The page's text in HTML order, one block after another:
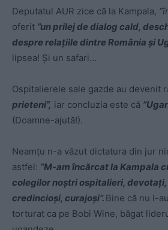
Deputatul AUR zice că la Kampala,
oferit ”un prilej de dialog cald,
despre relațiile dintre România și
lipsea! Și un safari…
Ospitalierele sale gazde au devenit
prieteni”, iar concluzia este că ”
(Doamne-ajută!).
Neamțu n-a văzut dictatura din jur
astfel: ”M-am încărcat la Kampala
colegilor noștri ospitalieri,
credincioși, curajoși”. Bine că nu l-
torturat ca pe Bobi Wine, băgat